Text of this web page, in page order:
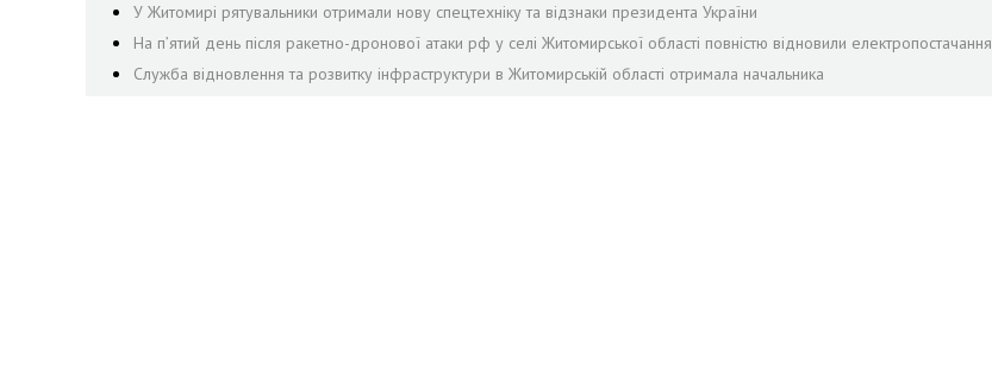
У Житомирі рятувальники отримали нову спецтехніку та відзнаки президента України
На пʼятий день після ракетно-дронової атаки рф у селі Житомирської області повністю відновили електропостачання
Служба відновлення та розвитку інфраструктури в Житомирській області отримала начальника